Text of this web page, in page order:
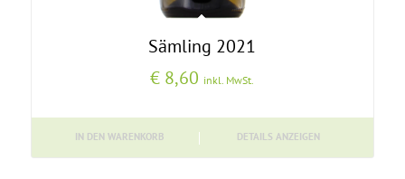
Sämling 2021
€ 8,60 inkl. MwSt.
IN DEN WARENKORB DETAILS ANZEIGEN